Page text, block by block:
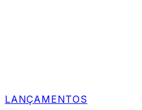
LANÇAMENTOS